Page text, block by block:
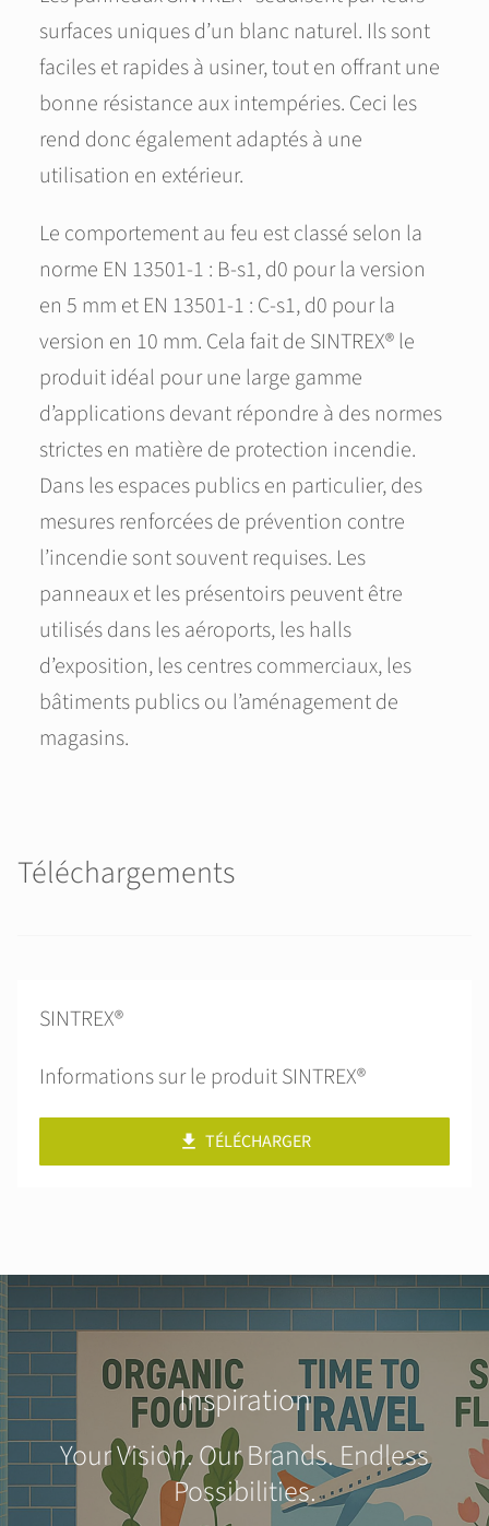
surfaces uniques d’un blanc naturel. Ils sont
faciles et rapides à usiner, tout en offrant une
bonne résistance aux intempéries. Ceci les
rend donc également adaptés à une
utilisation en extérieur.
Le comportement au feu est classé selon la
norme EN 13501-1 : B-s1, d0 pour la version
en 5 mm et EN 13501-1 : C-s1, d0 pour la
version en 10 mm. Cela fait de SINTREX® le
produit idéal pour une large gamme
d’applications devant répondre à des normes
strictes en matière de protection incendie.
Dans les espaces publics en particulier, des
mesures renforcées de prévention contre
l’incendie sont souvent requises. Les
panneaux et les présentoirs peuvent être
utilisés dans les aéroports, les halls
d’exposition, les centres commerciaux, les
bâtiments publics ou l’aménagement de
magasins.
Téléchargements
SINTREX®
Informations sur le produit SINTREX®
TÉLÉCHARGER
Inspiration
Your Vision. Our Brands. Endless
Possibilities.